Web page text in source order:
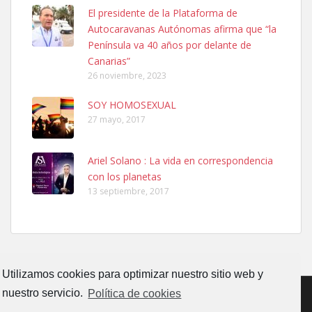
Utilizamos cookies para optimizar nuestro sitio web y
nuestro servicio. Política de cookies
Ninfa perdida
El día 5 se los perdió una ninfa papillera, asustada tiene miedo a la
calle, se perdió por la zon...
Leales.org » Gran Canaria | 6.7.2025
Adopcion
Leales.org » Gran Canaria | 4.7.2025
El presidente de la Plataforma de
Autocaravanas Autónomas afirma que “la
Península va 40 años por delante de
Canarias”
26 noviembre, 2023
SOY HOMOSEXUAL
27 mayo, 2017
Ariel Solano : La vida en correspondencia
con los planetas
13 septiembre, 2017